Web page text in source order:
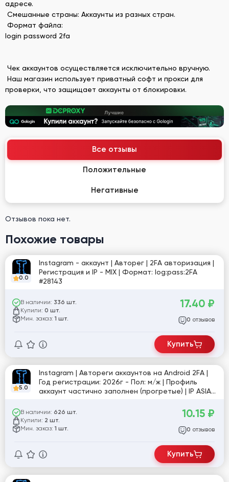
адресе.
Смешанные страны: Аккаунты из разных стран.
Формат файла:
login password 2fa
Чек аккаунтов осуществляется исключительно вручную.
Наш магазин использует приватный софт и прокси для
проверки, что защищает аккаунты от блокировки.
Все отзывы
Положительные
Негативные
Отзывов пока нет.
Похожие товары
0.0
Instagram - аккаунт | Авторег | 2FA авторизация |
Регистрация и IP - MIX | Формат: log:pass:2FA
#28143
В наличии: 336 шт.
Купили: 0 шт.
Мин. заказ: 1 шт.
17.40 ₽
0 отзывов
Купить
5.0
Instagram | Автореги аккаунтов на Android 2FA |
Год регистрации: 2026г - Пол: м/ж | Профиль
аккаунт частично заполнен (прогретые) | IP ASIA
В наличии: 626 шт.
Купили: 2 шт.
Мин. заказ: 1 шт.
10.15 ₽
0 отзывов
Купить